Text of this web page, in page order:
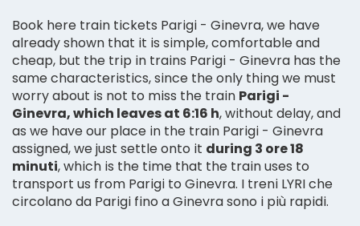
Book here train tickets Parigi - Ginevra, we have
already shown that it is simple, comfortable and
cheap, but the trip in trains Parigi - Ginevra has the
same characteristics, since the only thing we must
worry about is not to miss the train Parigi -
Ginevra, which leaves at 6:16 h, without delay, and
as we have our place in the train Parigi - Ginevra
assigned, we just settle onto it during 3 ore 18
minuti, which is the time that the train uses to
transport us from Parigi to Ginevra. I treni LYRI che
circolano da Parigi fino a Ginevra sono i più rapidi.